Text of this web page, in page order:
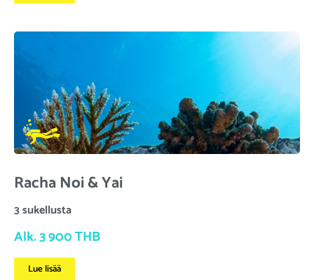
Racha Noi & Yai
3 sukellusta
Alk. 3 900 THB
Lue lisää